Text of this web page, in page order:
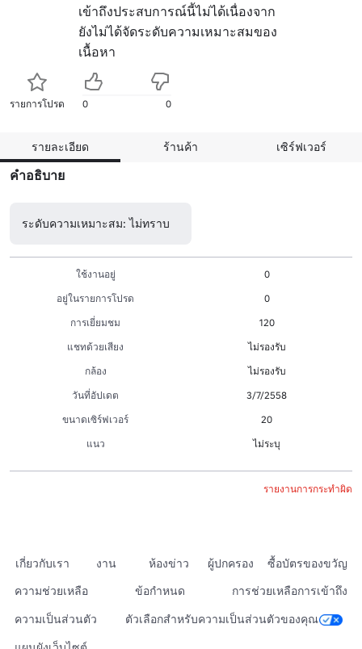
เข้าถึงประสบการณ์นี้ไม่ได้เนื่องจาก
ยังไม่ได้จัดระดับความเหมาะสมของ
เนื้อหา
รายการโปรด 0 0
รายละเอียด ร้านค้า เซิร์ฟเวอร์
คำอธิบาย
ระดับความเหมาะสม: ไม่ทราบ
ใช้งานอยู่
0
อยู่ในรายการโปรด
0
การเยี่ยมชม
120
แชทด้วยเสียง
ไม่รองรับ
กล้อง
ไม่รองรับ
วันที่อัปเดต
3/7/2558
ขนาดเซิร์ฟเวอร์
20
แนว
ไม่ระบุ
รายงานการกระทำผิด
เกี่ยวกับเรา งาน ห้องข่าว ผู้ปกครอง
ซื้อบัตรของขวัญ
ความช่วยเหลือ
ข้อกำหนด
การช่วยเหลือการเข้าถึง
ความเป็นส่วนตัว
ตัวเลือกสำหรับความเป็นส่วนตัวของคุณ